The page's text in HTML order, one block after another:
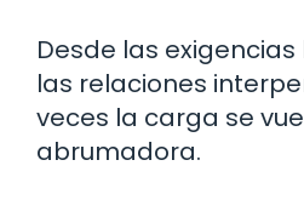
Desde las
las relaciones
veces la carga se
abrumadora.